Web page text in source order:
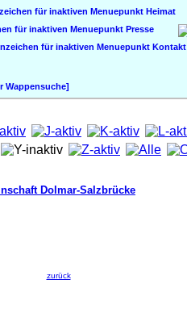
Heimat
Presse
Kontakt
Wappensuche]
Dolmar-Salzbrücke
zurück